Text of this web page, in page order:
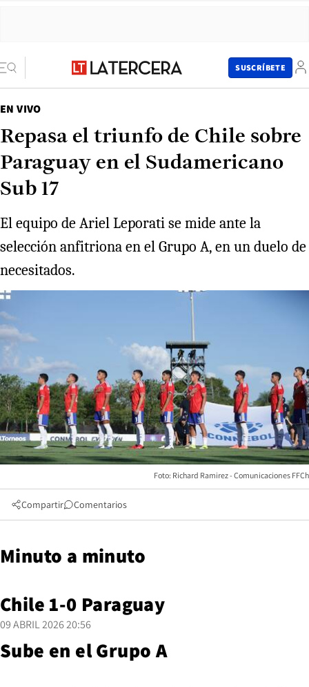
SUSCRÍBETE
EN VIVO
Repasa el triunfo de Chile sobre
Paraguay en el Sudamericano
Sub 17
El equipo de Ariel Leporati se mide ante la
selección anfitriona en el Grupo A, en un duelo de
necesitados.
Foto: Richard Ramirez - Comunicaciones FFCh
Compartir Comentarios
Minuto a minuto
Chile 1-0 Paraguay
09 ABRIL 2026 20:56
Sube en el Grupo A